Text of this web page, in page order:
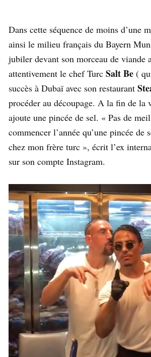
Dans cette séquence de moins d’une
ainsi le milieu français du Bayern
jubiler devant son morceau de viande
attentivement le chef Turc Salt Be (
succès à Dubaï avec son restaurant
procéder au découpage. A la fin de la
ajoute une pincée de sel. « Pas de
commencer l’année qu’une pincée de
chez mon frère turc », écrit l’ex
sur son compte Instagram.